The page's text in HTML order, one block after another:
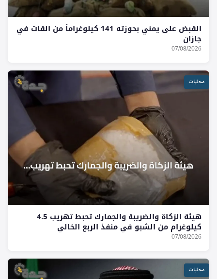
القبض على يمني بحوزته 141 كيلوغراماً من القات في
جازان
07/08/2026
محليات
هيئة الزكاة والضريبة والجمارك تحبط تهريب 4.5
كيلوغرام من الشبو في منفذ الربع الخالي
07/08/2026
محليات